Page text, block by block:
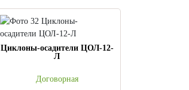
Циклоны-осадители ЦОЛ-12-
Л
Договорная